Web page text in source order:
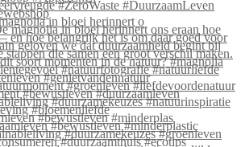
in bloei herinnert o
#bewustleven #minderplas